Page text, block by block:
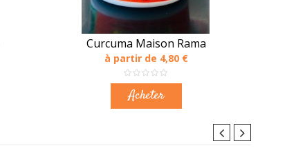
Curcuma Maison Rama
à partir de 4,80 €
Acheter